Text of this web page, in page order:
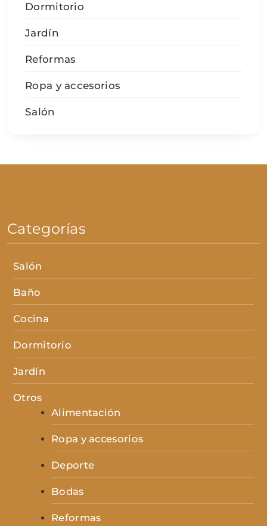
Dormitorio
Jardín
Reformas
Ropa y accesorios
Salón
Categorías
Salón
Baño
Cocina
Dormitorio
Jardín
Otros
Alimentación
Ropa y accesorios
Deporte
Bodas
Reformas